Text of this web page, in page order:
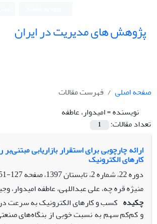
پژوهش های مدیریت در ایران
صفحه اصلی
فهرست مقالات
نویسنده =امیدوار، عاطفه
تعداد مقالات:
1
ارائه چارچوبی برای استقرار بازاریابی
کارهای الکترونیک
دوره 22، شماره 2، تابستان 1397، صفحه
127-151
منیژه قره چه، علی عبداللهی، عاطفه امیدوار،
چکیده کسب و کارهای الکترونیک به سرعت
و کم‌کم سهم به نسبت خوبی از بنگاه‌های